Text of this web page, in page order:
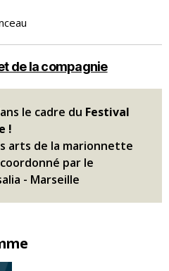
de la compagnie
le cadre du Festival
!
arts de la marionnette
par le
- Marseille